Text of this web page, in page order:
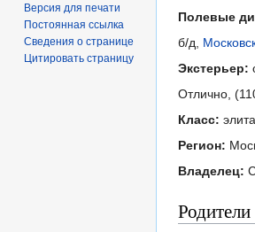
Полевые
б/д,
Экстерьер:
Отлично,
Класс: элита
Регион:
Владелец:
Родители
Версия для печати
Постоянная ссылка
Сведения о странице
Цитировать страницу